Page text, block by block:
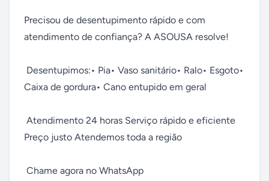
Precisou de desentupimento rápido e com
atendimento de confiança? A ASOUSA resolve!
Caixa de gordura• Cano entupido em geral
Preço justo Atendemos toda a região